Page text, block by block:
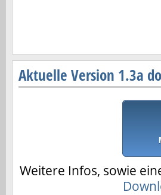
Aktuelle Version 1.3a
Weitere Infos, sowie